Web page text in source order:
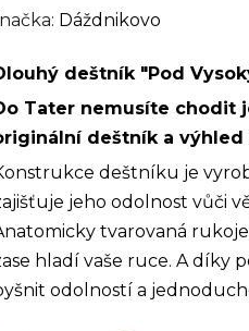
Dáždnikovo
deštník "Pod
Tater nemusíte chodit
deštník a
deštníku je
jeho odolnost vůči
tvarovaná
hladí vaše ruce. A díky
odolností a